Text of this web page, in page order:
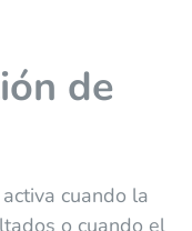
de
cuando la